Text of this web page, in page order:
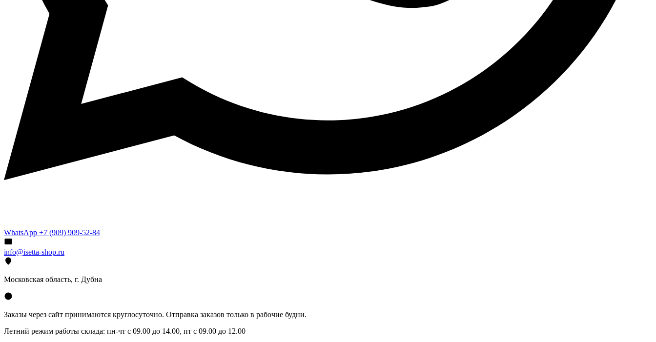
WhatsApp +7 (909) 909-52-84
info@isetta-shop.ru
Московская область, г. Дубна
Заказы через сайт принимаются круглосуточно. Отправка заказов только в рабочие будни.
Летний режим работы склада: пн-чт с 09.00 до 14.00, пт с 09.00 до 12.00